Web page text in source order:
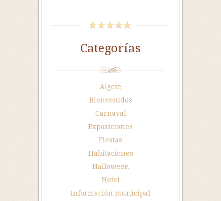
Categorías
Algete
Bienvenidos
Carnaval
Exposiciones
Fiestas
Habitaciones
Halloween
Hotel
Información municipal